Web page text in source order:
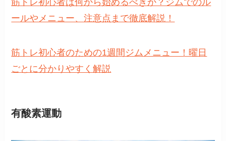
筋トレ初心者は何から始めるべきか？ジムでのル
ールやメニュー、注意点まで徹底解説！
筋トレ初心者のための1週間ジムメニュー！曜日
ごとに分かりやすく解説
有酸素運動